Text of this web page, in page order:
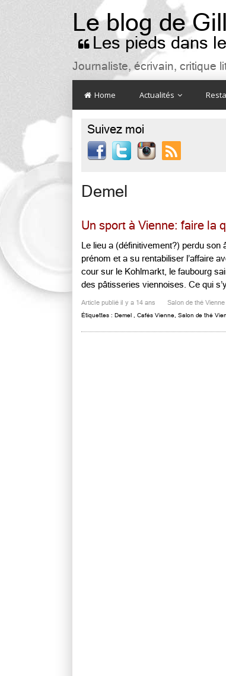
Le blog de
 Les pieds dans
Journaliste, écrivain, critique
Home Actualités
Suivez moi

Demel
Un sport à Vienne: faire la
Le lieu a (définitivement?) perdu
prénom et a su rentabiliser l’affaire
cour sur le Kohlmarkt, le faubourg
des pâtisseries viennoises. Ce qui
Article publié il y a 14 ans Salon de thé Vienne
Étiquettes : Demel Cafés Vienne Salon de thé